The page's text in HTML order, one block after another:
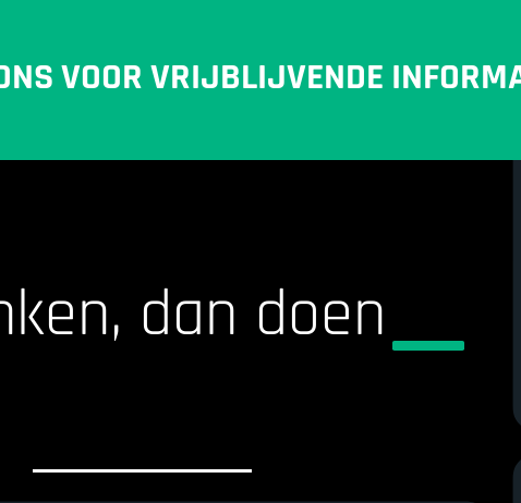
VOOR VRIJBLIJVENDE
dan doen